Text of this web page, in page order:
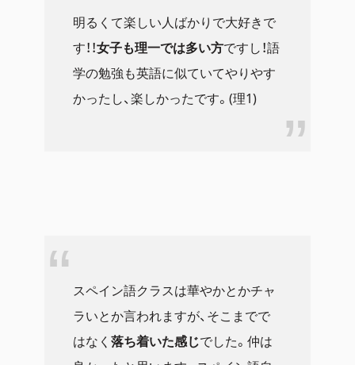
明るくて楽しい人ばかりで大好きで
す！！女子も理一では多い方ですし！語
学の勉強も英語に似ていてやりやす
かったし、楽しかったです。(理1)
スペイン語クラスは華やかとかチャ
ラいとか言われますが、そこまでで
はなく 落ち着いた感じでした。仲は